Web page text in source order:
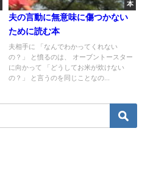
本
夫の言動に無意味に傷つかない
ために読む本
夫相手に 「なんでわかってくれない
の？」 と憤るのは、 オーブントースター
に向かって 「どうしてお米が炊けない
の？」 と言うのを同じことなの...